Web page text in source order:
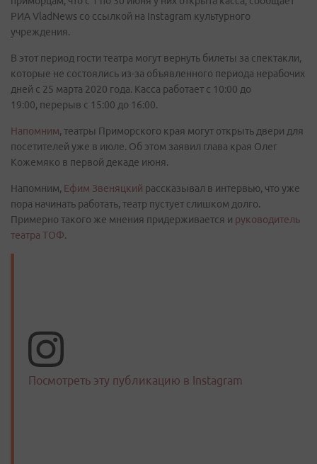
РИА VladNews со ссылкой на Instagram культурного
учреждения.
В этот период гости театра могут вернуть билеты за спектакли,
которые не состоялись из-за объявленного периода нерабочих
дней с 25 марта 2020 года. Касса работает с 10:00 до
19:00, перерыв с 15:00 до 16:00.
Напомним, театры Приморского края могут открыть двери для
посетителей уже в июле. Об этом заявил глава края Олег
Кожемяко в первой декаде июня.
Напомним, Ефим Звеняцкий рассказывал в интервью, что уже
пора начинать работать, театр пустует слишком долго.
Примерно такого же мнения придерживается и руководитель
театра ТОФ.
Посмотреть эту публикацию в Instagram